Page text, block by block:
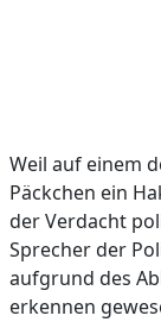
Weil auf einem
Päckchen ein
der Verdacht
Sprecher der
aufgrund des
erkennen